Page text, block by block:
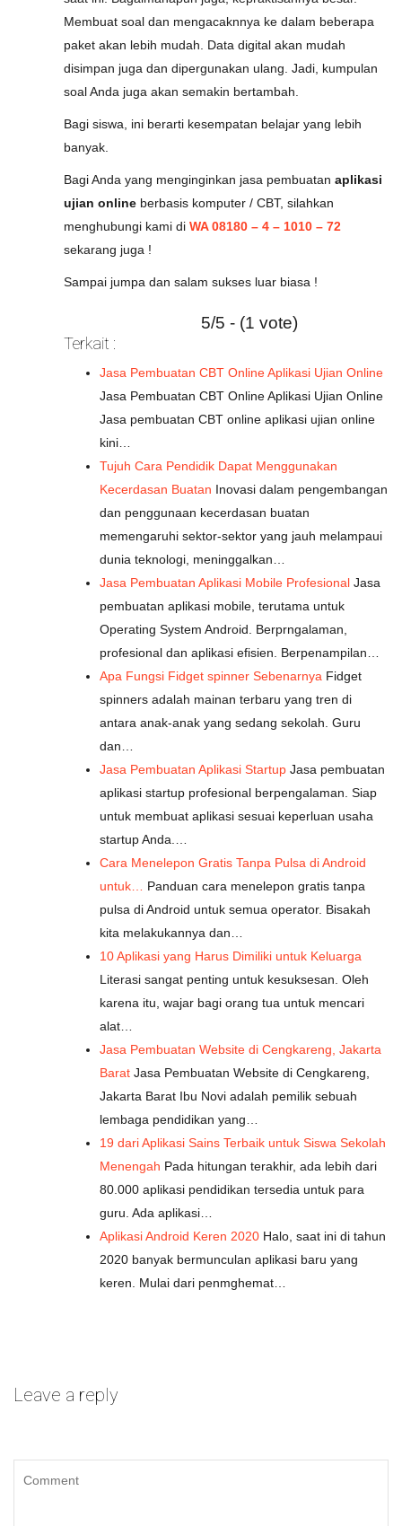
Membuat soal dan mengacaknnya ke dalam beberapa
paket akan lebih mudah. Data digital akan mudah
disimpan juga dan dipergunakan ulang. Jadi, kumpulan
soal Anda juga akan semakin bertambah.
Bagi siswa, ini berarti kesempatan belajar yang lebih
banyak.
Bagi Anda yang menginginkan jasa pembuatan aplikasi
ujian online berbasis komputer / CBT, silahkan
menghubungi kami di WA 08180 – 4 – 1010 – 72
sekarang juga !
Sampai jumpa dan salam sukses luar biasa !
5/5 - (1 vote)
Terkait :
Jasa Pembuatan CBT Online Aplikasi Ujian Online
Jasa Pembuatan CBT Online Aplikasi Ujian Online
Jasa pembuatan CBT online aplikasi ujian online
kini…
Tujuh Cara Pendidik Dapat Menggunakan
Kecerdasan Buatan Inovasi dalam pengembangan
dan penggunaan kecerdasan buatan
memengaruhi sektor-sektor yang jauh melampaui
dunia teknologi, meninggalkan…
Jasa Pembuatan Aplikasi Mobile Profesional Jasa
pembuatan aplikasi mobile, terutama untuk
Operating System Android. Berprngalaman,
profesional dan aplikasi efisien. Berpenampilan…
Apa Fungsi Fidget spinner Sebenarnya Fidget
spinners adalah mainan terbaru yang tren di
antara anak-anak yang sedang sekolah. Guru
dan…
Jasa Pembuatan Aplikasi Startup Jasa pembuatan
aplikasi startup profesional berpengalaman. Siap
untuk membuat aplikasi sesuai keperluan usaha
startup Anda.…
Cara Menelepon Gratis Tanpa Pulsa di Android
untuk…
Panduan cara menelepon gratis tanpa
pulsa di Android untuk semua operator. Bisakah
kita melakukannya dan…
10 Aplikasi yang Harus Dimiliki untuk Keluarga
Literasi sangat penting untuk kesuksesan. Oleh
karena itu, wajar bagi orang tua untuk mencari
alat…
Jasa Pembuatan Website di Cengkareng, Jakarta
Barat Jasa Pembuatan Website di Cengkareng,
Jakarta Barat Ibu Novi adalah pemilik sebuah
lembaga pendidikan yang…
19 dari Aplikasi Sains Terbaik untuk Siswa Sekolah
Menengah Pada hitungan terakhir, ada lebih dari
80.000 aplikasi pendidikan tersedia untuk para
guru. Ada aplikasi…
Aplikasi Android Keren 2020 Halo, saat ini di tahun
2020 banyak bermunculan aplikasi baru yang
keren. Mulai dari penmghemat…
Leave a reply